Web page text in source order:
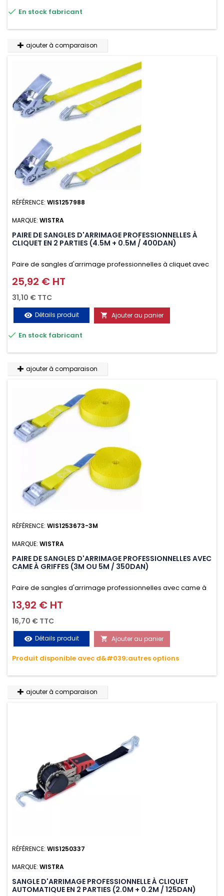
n'absorbe pas l'eau.
 En stock fabricant
ajouter à comparaison
RÉFÉRENCE: WIS1257988
MARQUE: WISTRA
PAIRE DE SANGLES D'ARRIMAGE PROFESSIONNELLES À
CLIQUET EN 2 PARTIES (4.5M + 0.5M / 400DAN)
Paire de sangles d'arrimage professionnelles à cliquet avec
crochet en 2 parties (4.5M + 0.5M / 400daN), simple et rapide
d'utilisation. Permet d'arrimer et de sécuriser
vos chargements pendant le transport. Matière polyester
très résistante aux UV et aux variations de températures,
n'absorbe pas l'eau.
Prix
25,92 € HT
31,10 € TTC
visibility Détails produit  Ajouter au panier
 En stock fabricant
ajouter à comparaison
RÉFÉRENCE: WIS1253673-3M
MARQUE: WISTRA
PAIRE DE SANGLES D'ARRIMAGE PROFESSIONNELLES AVEC
CAME À GRIFFES (3M OU 5M / 350DAN)
Paire de sangles d'arrimage professionnelles avec came à
griffes (3M ou 5M / 350daN), simple et rapide d'utilisation.
Permet d'arrimer et de sécuriser vos chargements pendant
le transport. Matière polyester très résistante aux UV et aux
variations de températures, n'absorbe pas l'eau.
Prix
13,92 € HT
16,70 € TTC
visibility Détails produit  Ajouter au panier
Produit disponible avec d&#039;autres options
ajouter à comparaison
RÉFÉRENCE: WIS1250337
MARQUE: WISTRA
SANGLE D'ARRIMAGE PROFESSIONNELLE À CLIQUET
AUTOMATIQUE EN 2 PARTIES (2.0M + 0.2M / 125DAN)